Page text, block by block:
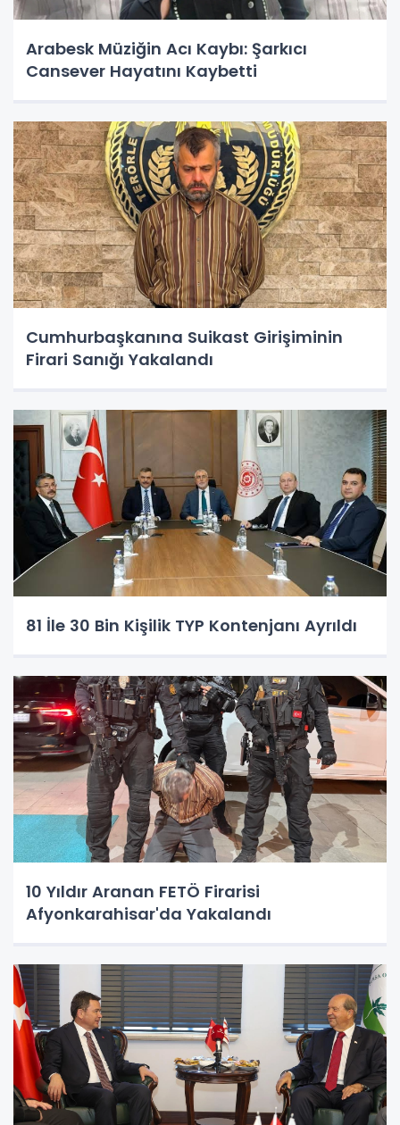
Arabesk Müziğin Acı Kaybı: Şarkıcı
Cansever Hayatını Kaybetti
Cumhurbaşkanına Suikast Girişiminin
Firari Sanığı Yakalandı
81 İle 30 Bin Kişilik TYP Kontenjanı Ayrıldı
10 Yıldır Aranan FETÖ Firarisi
Afyonkarahisar'da Yakalandı